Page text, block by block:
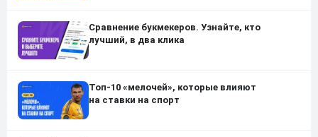
Сравнение букмекеров. Узнайте, кто
лучший, в два клика
Топ-10 «мелочей», которые влияют
на ставки на спорт